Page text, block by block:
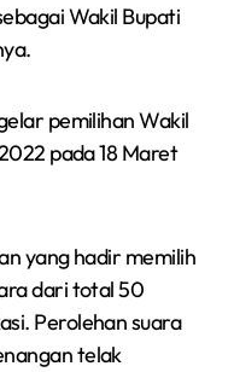
Wakil Bupati
pemilihan Wakil
pada 18 Maret
yang hadir memilih
dari total 50
Perolehan suara
telak